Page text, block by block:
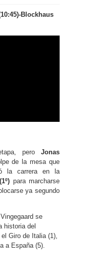
Blockhaus
peroJonas
de la mesa que
la carrera en la
para marcharse
ya segundo
se
historia del
Giro de Italia (1),
a España (5).